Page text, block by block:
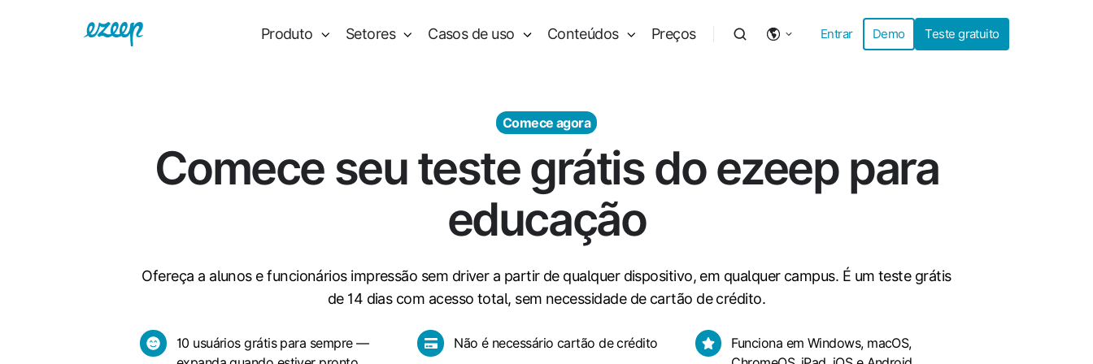
Produto Setores Casos de uso Conteúdos Preços Entrar Demo Teste gratuito
Comece agora
Comece seu teste grátis do ezeep para
educação
Ofereça a alunos e funcionários impressão sem driver a partir de qualquer dispositivo, em qualquer campus. É um teste grátis
de 14 dias com acesso total, sem necessidade de cartão de crédito.
10 usuários grátis para sempre —
10
Não é necessário cartão de crédito
Não
Funciona em Windows, macOS,
Funciona